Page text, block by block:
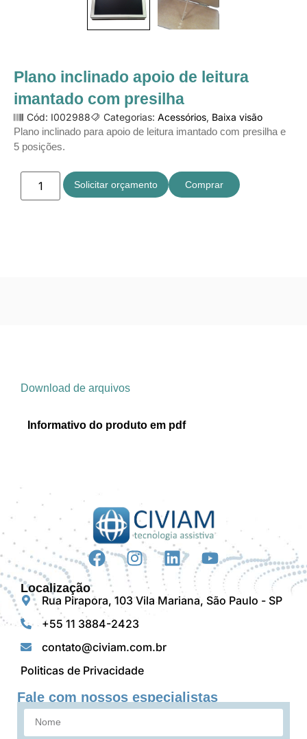
Plano inclinado apoio de leitura
imantado com presilha
Cód: I002988 Categorias: Acessórios, Baixa visão
Plano inclinado para apoio de leitura imantado com presilha e
5 posições.
Solicitar orçamento Comprar
Download de arquivos
Informativo do produto em pdf
Localização
Rua Pirapora, 103 Vila Mariana, São Paulo - SP
+55 11 3884-2423
contato@civiam.com.br
Politicas de Privacidade
Fale com nossos especialistas